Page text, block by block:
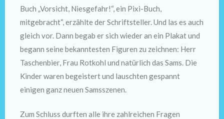
Buch „Vorsicht, Niesgefahr!“, ein Pixi-Buch,
mitgebracht“, erzählte der Schriftsteller. Und las es auch
gleich vor. Dann begab er sich wieder an ein Plakat und
begann seine bekanntesten Figuren zu zeichnen: Herr
Taschenbier, Frau Rotkohl und natürlich das Sams. Die
Kinder waren begeistert und lauschten gespannt
einigen ganz neuen Samsszenen.
Zum Schluss durften alle ihre zahlreichen Fragen